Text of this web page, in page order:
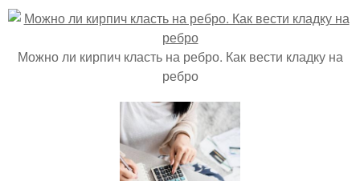
Можно ли кирпич класть на ребро. Как вести кладку на
ребро